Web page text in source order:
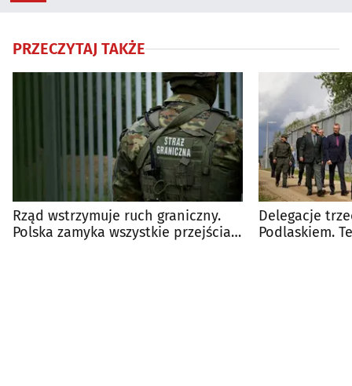
PRZECZYTAJ TAKŻE
Rząd wstrzymuje ruch graniczny.
Polska zamyka wszystkie przejścia z
Delegacje
Podlaskiem.